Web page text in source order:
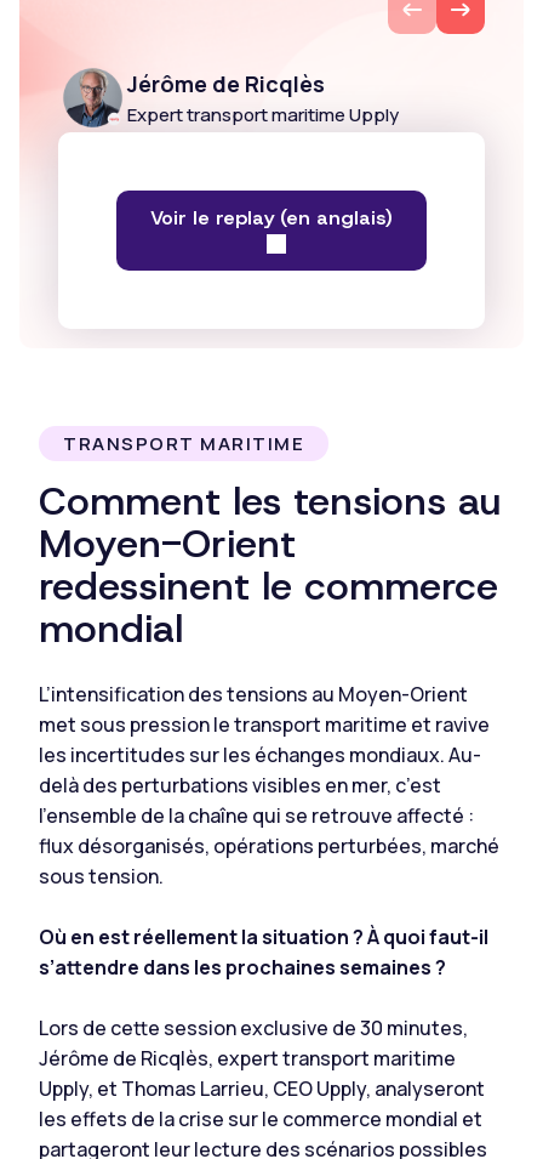
Jérôme de Ricqlès
Expert transport maritime Upply
Voir le replay (en anglais)
TRANSPORT MARITIME
Comment les tensions au
Moyen-Orient
redessinent le commerce
mondial
L’intensification des tensions au Moyen-Orient
met sous pression le transport maritime et ravive
les incertitudes sur les échanges mondiaux. Au-
delà des perturbations visibles en mer, c’est
l’ensemble de la chaîne qui se retrouve affecté :
flux désorganisés, opérations perturbées, marché
sous tension.
Où en est réellement la situation ? À quoi faut-il
s’attendre dans les prochaines semaines ?
Lors de cette session exclusive de 30 minutes,
Jérôme de Ricqlès, expert transport maritime
Upply, et Thomas Larrieu, CEO Upply, analyseront
les effets de la crise sur le commerce mondial et
partageront leur lecture des scénarios possibles